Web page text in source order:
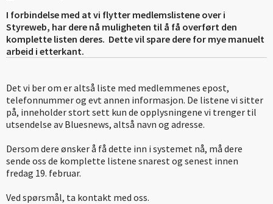
I forbindelse med at vi flytter medlemslistene over i
Styreweb, har dere nå muligheten til å få overført den
komplette listen deres. Dette vil spare dere for mye manuelt
arbeid i etterkant.
Det vi ber om er altså liste med medlemmenes epost,
telefonnummer og evt annen informasjon. De listene vi sitter
på, inneholder stort sett kun de opplysningene vi trenger til
utsendelse av Bluesnews, altså navn og adresse.
Dersom dere ønsker å få dette inn i systemet nå, må dere
sende oss de komplette listene snarest og senest innen
fredag 19. februar.
Ved spørsmål, ta kontakt med oss.